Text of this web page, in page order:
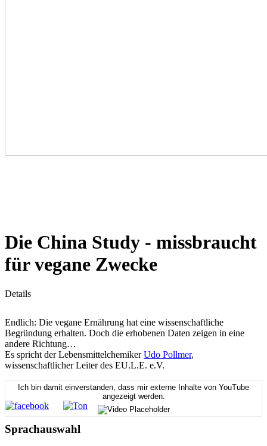
Die China Study - missbraucht
für vegane Zwecke
Details
Endlich: Die vegane Ernährung hat eine wissenschaftliche
Begründung erhalten. Doch die erhobenen Daten zeigen in eine
andere Richtung…
Es spricht der LebensmittelchemikerUdo Pollmer,
wissenschaftlicher Leiter des EU.L.E. e.V.
Ich bin damit einverstanden, dass mir externe Inhalte von YouTube
angezeigt werden.
Sprachauswahl